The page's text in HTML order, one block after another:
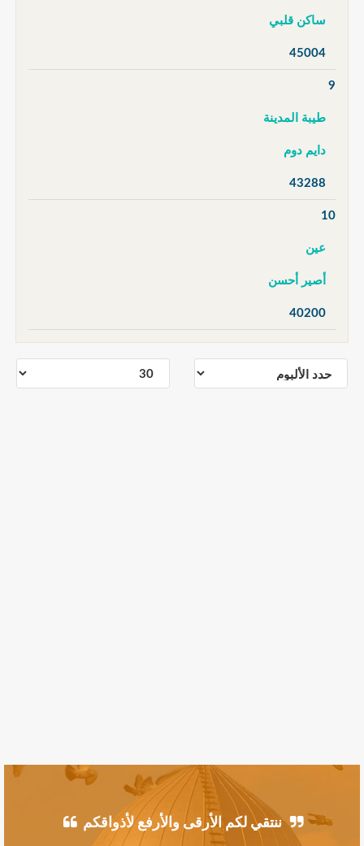
ساكن قلبي
45004
9
طيبة المدينة
دايم دوم
43288
10
عين
أصير أحسن
40200
ننتقي لكم الأرقى والأرفع لأذواقكم